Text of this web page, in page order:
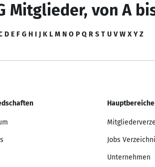
Mitglieder, von A
D E F G H I J K L M N O P Q R S T U V W X Y Z
Hauptbereiche
Jobs
Unternehmen